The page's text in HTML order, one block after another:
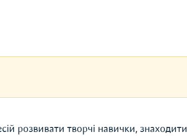
розвивати творчі навички, знаходити